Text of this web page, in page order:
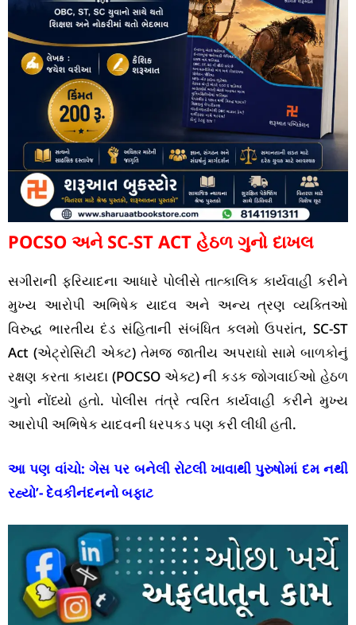
POCSO અને SC-ST ACT હેઠળ ગુનો દાખલ
સગીરાની ફરિયાદના આધારે પોલીસે તાત્કાલિક કાર્યવાહી કરીને
મુખ્ય આરોપી અભિષેક યાદવ અને અન્ય ત્રણ વ્યક્તિઓ
વિરુદ્ધ ભારતીય દંડ સંહિતાની સંબંધિત કલમો ઉપરાંત, SC-ST
Act (એટ્રોસિટી એક્ટ) તેમજ જાતીય અપરાધો સામે બાળકોનું
રક્ષણ કરતા કાયદા (POCSO એક્ટ) ની કડક જોગવાઈઓ હેઠળ
ગુનો નોંધ્યો હતો. પોલીસ તંત્રે ત્વરિત કાર્યવાહી કરીને મુખ્ય
આરોપી અભિષેક યાદવની ધરપકડ પણ કરી લીધી હતી.
આ પણ વાંચો: ગેસ પર બનેલી રોટલી ખાવાથી પુરુષોમાં દમ નથી
રહ્યો’- દેવકીનંદનનો બફાટ